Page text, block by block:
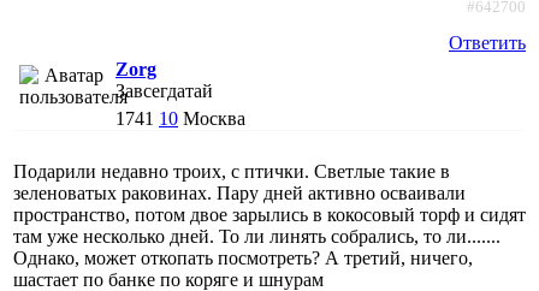
#642700
Ответить
Zorg
Завсегдатай
1741 10 Москва
Подарили недавно троих, с птички. Светлые такие в
зеленоватых раковинах. Пару дней активно осваивали
пространство, потом двое зарылись в кокосовый торф и сидят
там уже несколько дней. То ли линять собрались, то ли.......
Однако, может откопать посмотреть? А третий, ничего,
шастает по банке по коряге и шнурам